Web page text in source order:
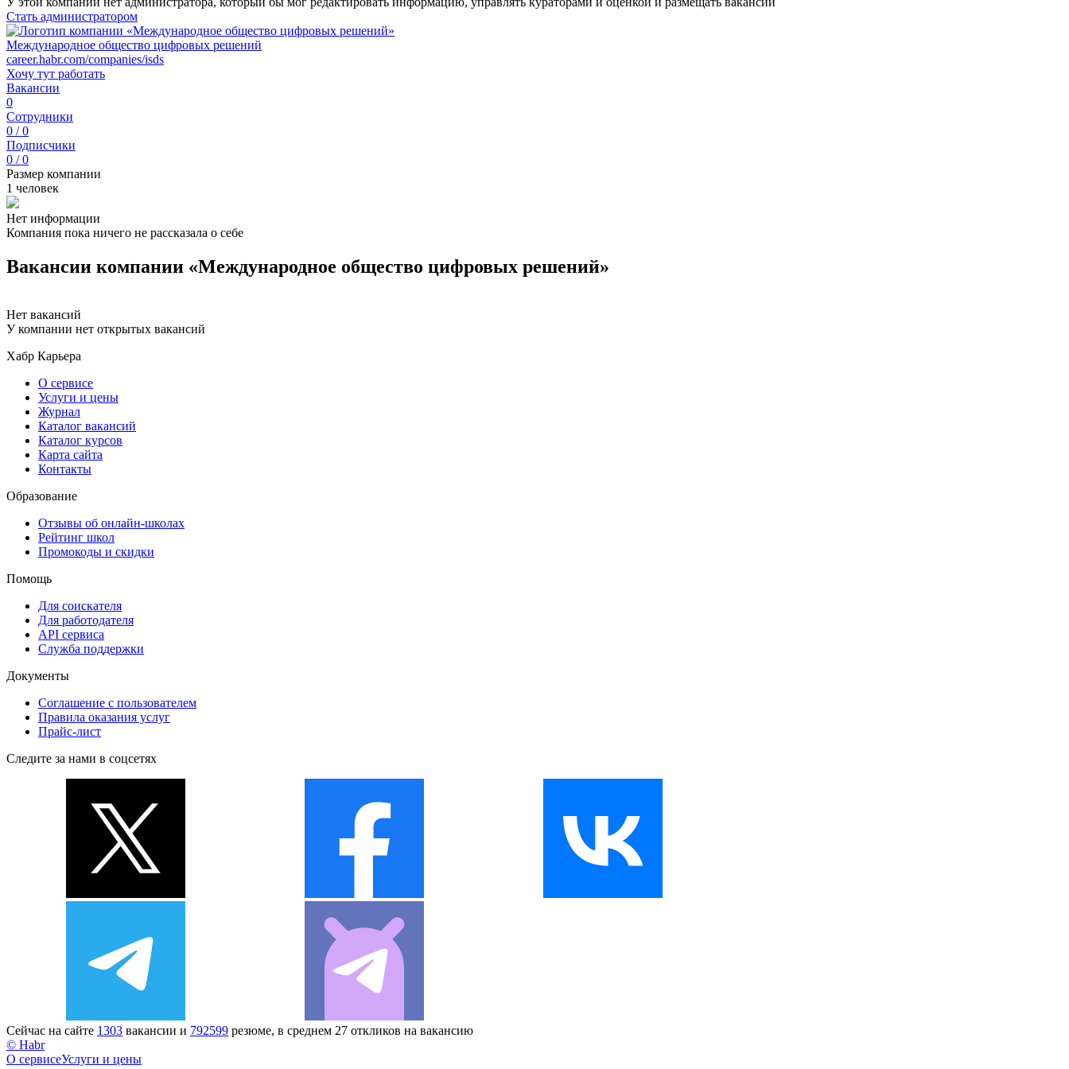
Стать администратором
Международное общество цифровых решений
career.habr.com/companies/isds
Хочу тут работать
Вакансии
0
Сотрудники
0 / 0
Подписчики
0 / 0
Размер компании
1 человек
Нет информации
Компания пока ничего не рассказала о себе
Вакансии компании «Международное общество цифровых решений»
Нет вакансий
У компании нет открытых вакансий
Хабр Карьера
О сервисе
Услуги и цены
Журнал
Каталог вакансий
Каталог курсов
Карта сайта
Контакты
Образование
Отзывы об онлайн-школах
Рейтинг школ
Промокоды и скидки
Помощь
Для соискателя
Для работодателя
API сервиса
Служба поддержки
Документы
Соглашение с пользователем
Правила оказания услуг
Прайс-лист
Следите за нами в соцсетях
Сейчас на сайте 1303 вакансии и 792599 резюме, в среднем 27 откликов на вакансию
© Habr
О сервисеУслуги и цены